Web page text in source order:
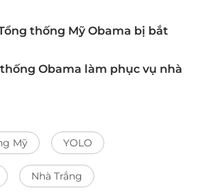
thống Mỹ Obama bị bắt
Obama làm phục vụ nhà
Mỹ YOLO
Nhà Trắng